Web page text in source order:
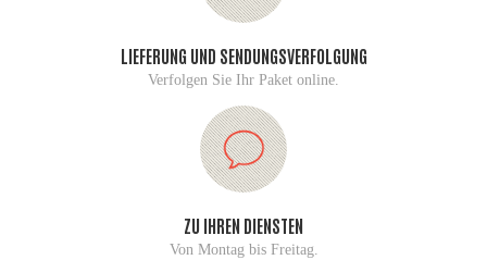
LIEFERUNG UND SENDUNGSVERFOLGUNG
Verfolgen Sie Ihr Paket online.
ZU IHREN DIENSTEN
Von Montag bis Freitag.